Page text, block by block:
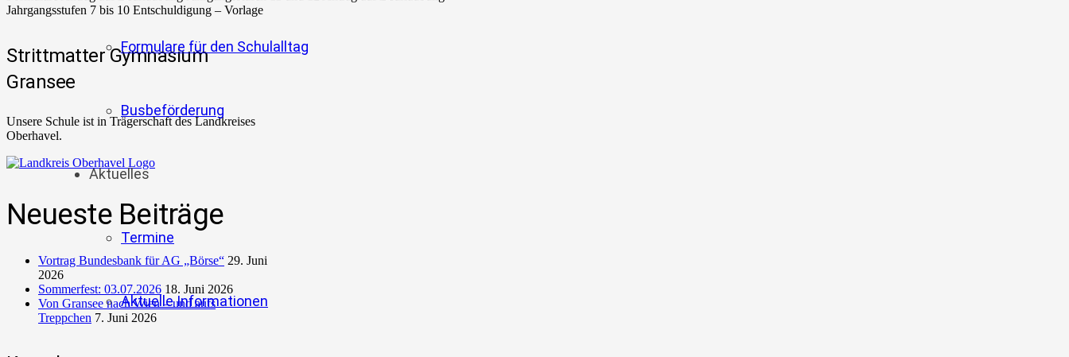
Formulare für den Schulalltag
Busbeförderung
Aktuelles
Termine
Aktuelle Informationen
Jahrgangsstufen 7 bis 10 Entschuldigung – Vorlage
Strittmatter Gymnasium
Gransee
Unsere Schule ist in Trägerschaft des Landkreises
Oberhavel.
Neueste Beiträge
Vortrag Bundesbank für AG „Börse“ 29. Juni
2026
Sommerfest: 03.07.2026 18. Juni 2026
Von Gransee nach Wien – und aufs
Treppchen 7. Juni 2026